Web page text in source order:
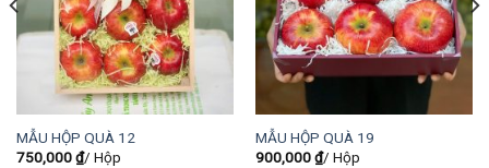
MẪU HỘP QUÀ 12
750,000₫/ Hộp
MẪU HỘP QUÀ 19
900,000₫/ Hộp